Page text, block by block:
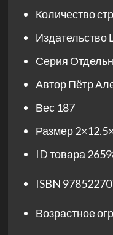
Количество
Издательство
Серия
АвторПётр
Вес 187
Размер
ID товара
ISBN
Возрастное